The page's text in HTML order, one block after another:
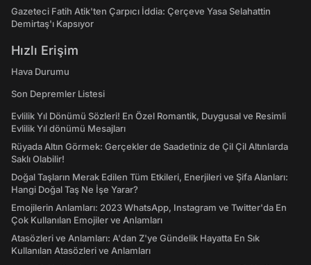
Gazeteci Fatih Atik'ten Çarpıcı İddia: Çerçeve Yasa Selahattin
Demirtaş'ı Kapsıyor
Hızlı Erişim
Hava Durumu
Son Depremler Listesi
Evlilik Yıl Dönümü Sözleri! En Özel Romantik, Duygusal ve Resimli
Evlilik Yıl dönümü Mesajları
Rüyada Altın Görmek: Gerçekler de Saadetiniz de Çil Çil Altınlarda
Saklı Olabilir!
Doğal Taşların Merak Edilen Tüm Etkileri, Enerjileri ve Şifa Alanları:
Hangi Doğal Taş Ne İşe Yarar?
Emojilerin Anlamları: 2023 WhatsApp, Instagram ve Twitter'da En
Çok Kullanılan Emojiler ve Anlamları
Atasözleri ve Anlamları: A'dan Z'ye Gündelik Hayatta En Sık
Kullanılan Atasözleri ve Anlamları